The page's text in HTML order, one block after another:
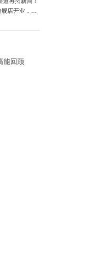
店开业，
能回顾